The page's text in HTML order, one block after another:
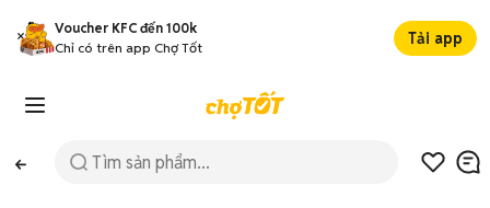
Voucher KFC đến 100k
Chỉ có trên app Chợ Tốt
Tải app